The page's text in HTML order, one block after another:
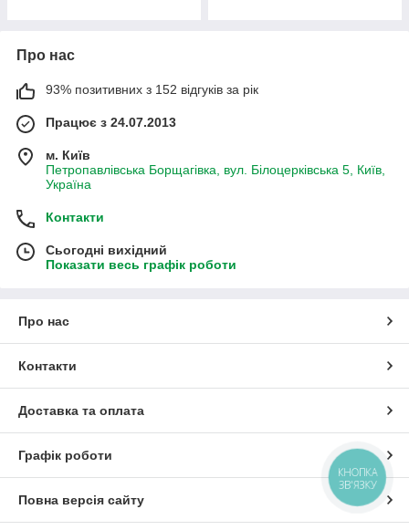
Про нас
93% позитивних з 152 відгуків за рік
Працює з 24.07.2013
м. Київ
Петропавлівська Борщагівка, вул. Білоцерківська 5, Київ,
Україна
Контакти
Сьогодні вихідний
Показати весь графік роботи
Про нас
Контакти
Доставка та оплата
Графік роботи
Повна версія сайту
КНОПКА
ЗВ'ЯЗКУ